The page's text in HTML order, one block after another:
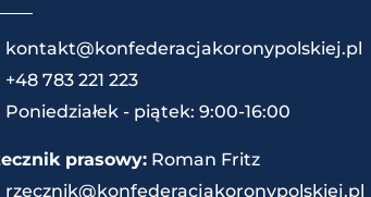
kontakt@konfederacjakoronypolskiej.pl
+48 783 221 223
Poniedziałek - piątek: 9:00-16:00
prasowy: Roman Fritz
rzecznik@konfederacjakoronypolskiej.pl